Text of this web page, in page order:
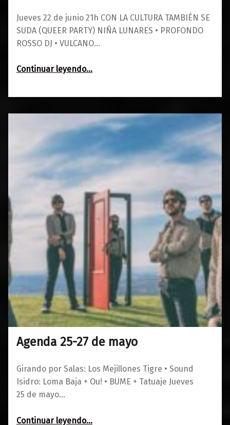
Jueves 22 de junio 21h CON LA CULTURA TAMBIÉN SE
SUDA (QUEER PARTY) NIÑA LUNARES • PROFONDO
ROSSO DJ • VULCANO…
Continuar leyendo“Con la cultura también se suda (Queer Party)”
…
Agenda 25-27 de mayo
Girando por Salas: Los Mejillones Tigre • Sound
Isidro: Loma Baja + Ou! • BUME + Tatuaje Jueves
25 de mayo…
Continuar leyendo…
21/05/20230
Maravillas